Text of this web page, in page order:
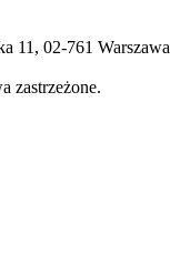
11, 02-761 Warszawa
zastrzeżone.